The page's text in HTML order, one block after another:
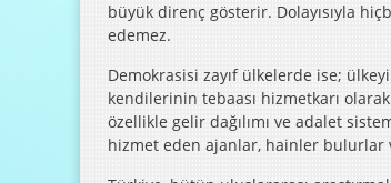
büyük direnç gösterir. Dolayısıyla
edemez.
Demokrasisi zayıf ülkelerde ise;
kendilerinin tebaası hizmetkarı
özellikle gelir dağılımı ve adalet
hizmet eden ajanlar, hainler